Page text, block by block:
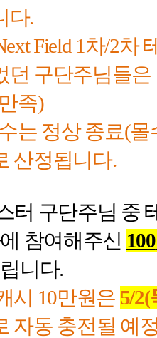
다.
Field 1 차/2차
던 구단주님들
족)
는 정상 종료(몰
산정됩니다.
터 구단주님 중
참여해주신 100
니다.
시 10만원은 5/2(
자동 충전될 예